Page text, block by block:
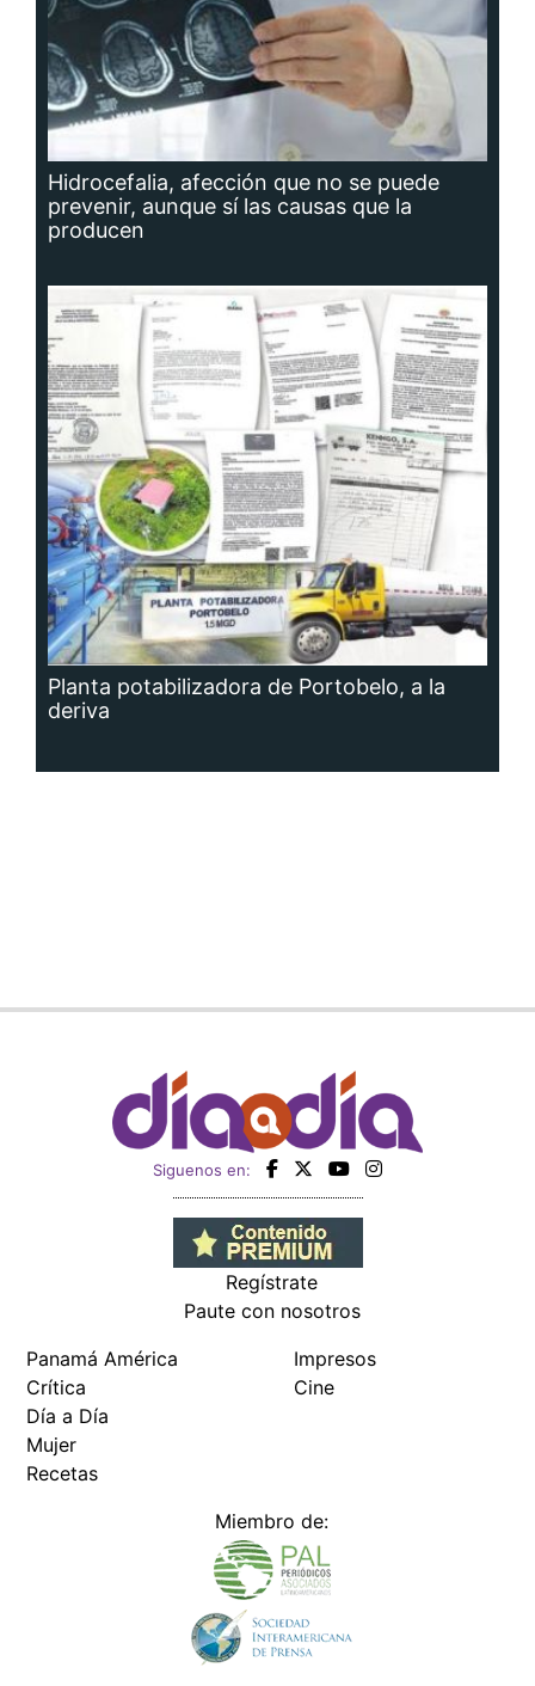
Hidrocefalia, afección que no se puede
prevenir, aunque sí las causas que la
producen
Planta potabilizadora de Portobelo, a la
deriva
Siguenos en:
Regístrate
Paute con nosotros
Panamá América
Crítica
Día a Día
Mujer
Recetas
Impresos
Cine
Miembro de: